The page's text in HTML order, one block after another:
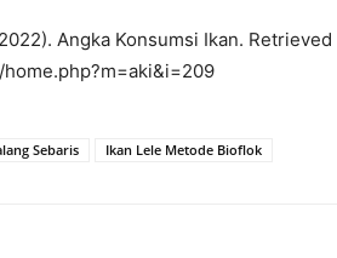
Angka Konsumsi Ikan.
Sebaris Ikan Lele Metode Bioflok